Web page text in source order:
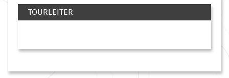
TOURLEITER